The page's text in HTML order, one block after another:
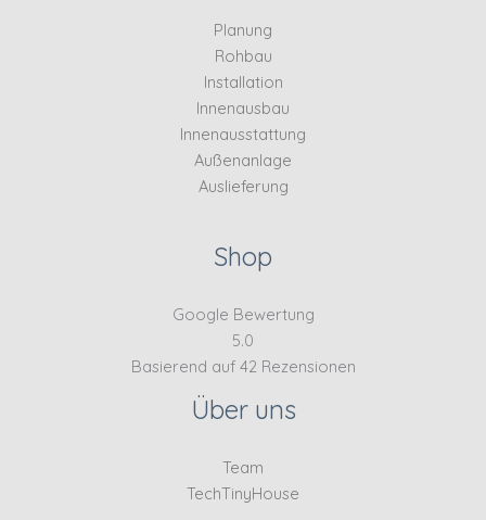
Planung
Rohbau
Installation
Innenausbau
Innenausstattung
Außenanlage
Auslieferung
Shop
Google Bewertung
5.0
Basierend auf 42 Rezensionen
Über uns
Team
TechTinyHouse